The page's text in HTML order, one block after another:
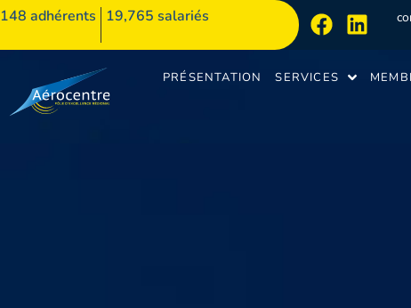
148 adhérents 19,765 salariés
PRÉSENTATION SERVICES